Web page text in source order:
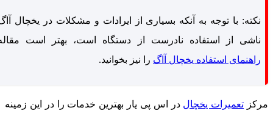
نکته: با توجه به آنکه بسیاری از ایرادات و مشکلات در یخچال آاگ
ناشی از استفاده نادرست از دستگاه است، بهتر است مقاله
راهنمای استفاده یخچال آاگرا نیز بخوانید.
تعمیرات یخچالدر اس پی یار بهترین خدمات را در این زمینه